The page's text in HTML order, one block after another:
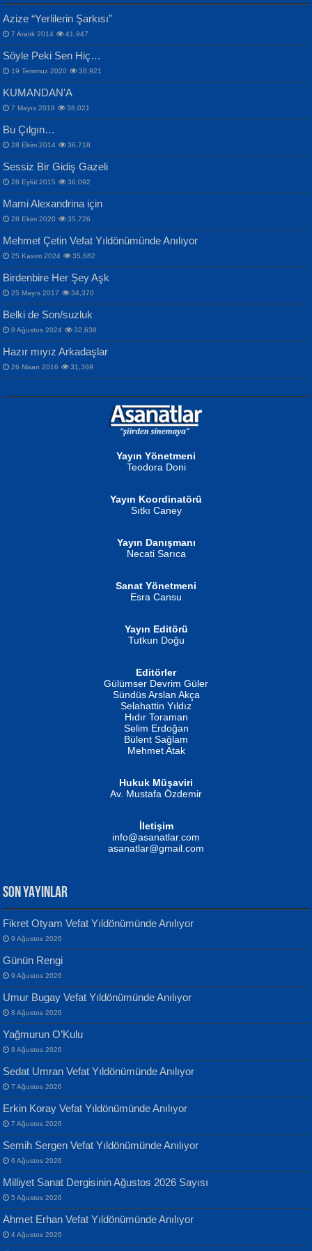
VAHDETTİN YİĞİTCAN
Samimiyet Nedir?...
İPEK ACAR SERT
Gazze’nin Şecaati, Ümmetin İmtihanı...
MAHMUT GÜRBÜZ
İbrahim Olmak ve Bitirebilmek...
NURAN KÖSE BAYDAR
İSMAİL OKUTAN
Erkeklerin Kahrolması Ne Demektir
MUSTAFA KELOĞLU
Yarına İz Bırakmak...
ATİLLA ÖZEN
Sultan Olmadan Önce Eyüp...
EKREM KARABABA
Bülent Sağlam
Mescid-i Aksâ Üstüne Ay!...
Selahattin Yıldız
İdrakimle Üşürken...
Songül Özel
Mahzen...
Ben Deniz Değilim ki...
Evvel Zaman Tanrıçası...
Yılmaz Ekinci
Geceye Söylenen...
Banu Sancak
Defterimden İçeri...
İsmail Aydos
İnkisar...
CAHİT SITKI TARANCI
Otuz Beş Yaş Şiiri...
ERDEM BAYAZIT
Sana, Bana, Vatanıma, Ülkemin
İnsanlarına Dair...
NAZIM HİKMET RAN
Bir Cezaevinde, Tecritteki Adamın
Mektupları...
Azize “Yerlilerin Şarkısı”
7 Aralık 2014 41,947
Söyle Peki Sen Hiç…
19 Temmuz 2020 38,921
KUMANDAN’A
7 Mayıs 2018 38,021
Bu Çılgın…
28 Ekim 2014 36,718
Sessiz Bir Gidiş Gazeli
28 Eylül 2015 36,092
Mami Alexandrina için
28 Ekim 2020 35,726
Mehmet Çetin Vefat Yıldönümünde Anılıyor
25 Kasım 2024 35,682
Birdenbire Her Şey Aşk
25 Mayıs 2017 34,370
Belki de Son/suzluk
8 Ağustos 2024 32,638
Hazır mıyız Arkadaşlar
26 Nisan 2016 31,369
Yayın Yönetmeni
Teodora Doni
Yayın Koordinatörü
Sıtkı Caney
Yayın Danışmanı
Necati Sarıca
Sanat Yönetmeni
Esra Cansu
Yayın Editörü
Tutkun Doğu
Editörler
Gülümser Devrim Güler
Sündüs Arslan Akça
Selahattin Yıldız
Hıdır Toraman
Selim Erdoğan
Bülent Sağlam
Mehmet Atak
Hukuk Müşaviri
Av. Mustafa Özdemir
İletişim
info@asanatlar.com
asanatlar@gmail.com
SON YAYINLAR
Fikret Otyam Vefat Yıldönümünde Anılıyor
9 Ağustos 2026
Günün Rengi
9 Ağustos 2026
Umur Bugay Vefat Yıldönümünde Anılıyor
8 Ağustos 2026
Yağmurun O’Kulu
8 Ağustos 2026
Sedat Umran Vefat Yıldönümünde Anılıyor
7 Ağustos 2026
Erkin Koray Vefat Yıldönümünde Anılıyor
7 Ağustos 2026
Semih Sergen Vefat Yıldönümünde Anılıyor
6 Ağustos 2026
Milliyet Sanat Dergisinin Ağustos 2026 Sayısı
5 Ağustos 2026
Ahmet Erhan Vefat Yıldönümünde Anılıyor
4 Ağustos 2026